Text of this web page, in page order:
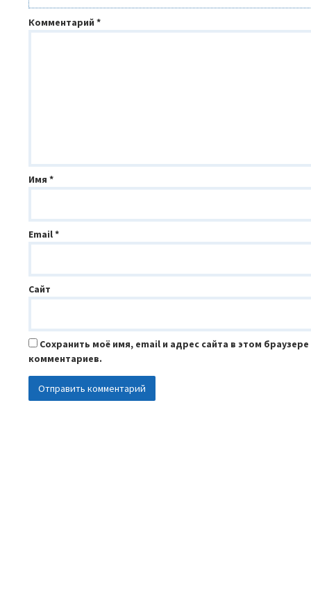
Комментарий*
Имя*
Email*
Сайт
Сохранить моё имя, email и адрес сайта в этом
комментариев.